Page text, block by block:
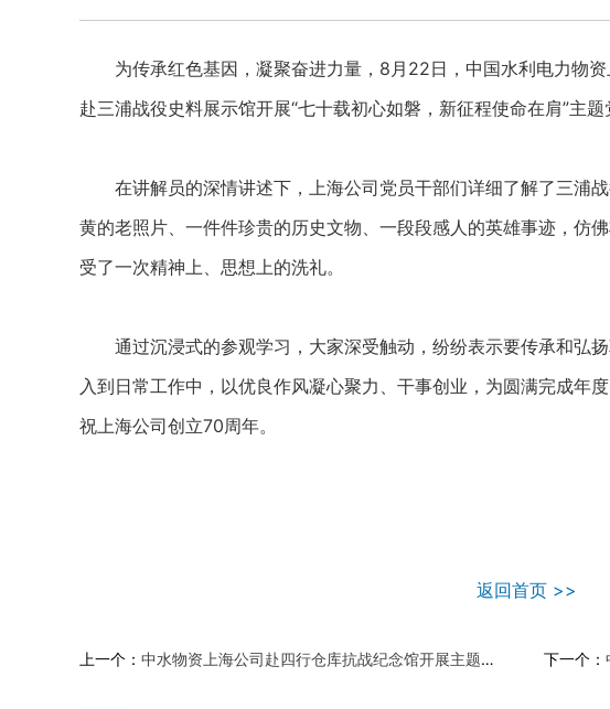
为传承红色基因，凝聚奋进力量，8月22日，中国水利电力物资
赴三浦战役史料展示馆开展“七十载初心如磐，新征程使命在肩”主题
在讲解员的深情讲述下，上海公司党员干部们详细了解了三浦战
黄的老照片、一件件珍贵的历史文物、一段段感人的英雄事迹，仿
受了一次精神上、思想上的洗礼。
通过沉浸式的参观学习，大家深受触动，纷纷表示要传承和弘
入到日常工作中，以优良作风凝心聚力、干事创业，为圆满完成年
祝上海公司创立70周年。
返回首页 >>
上一个： 中水物资上海公司赴四行仓库抗战纪念馆开展主题党日活动 下一个：